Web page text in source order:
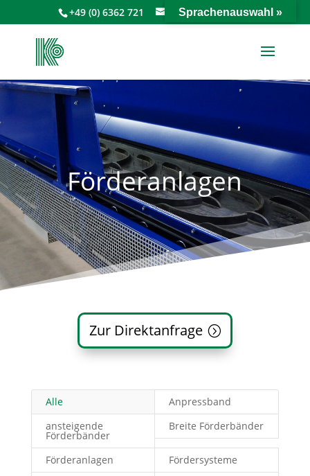
+49 (0) 6362 721 info@keiperkg.de
Förderanlagen
Zur Direktanfrage
Alle
Anpressband
ansteigende
Förderbänder
Breite Förderbänder
Förderanlagen
Fördersysteme
Sprachenauswahl »